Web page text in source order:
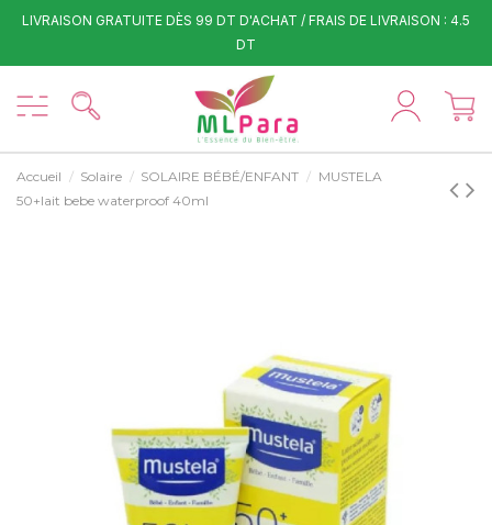
LIVRAISON GRATUITE DÈS 99 DT D'ACHAT / FRAIS DE LIVRAISON : 4.5
DT
Accueil Solaire SOLAIRE BÉBÉ/ENFANT
MUSTELA
50+lait bebe waterproof 40ml